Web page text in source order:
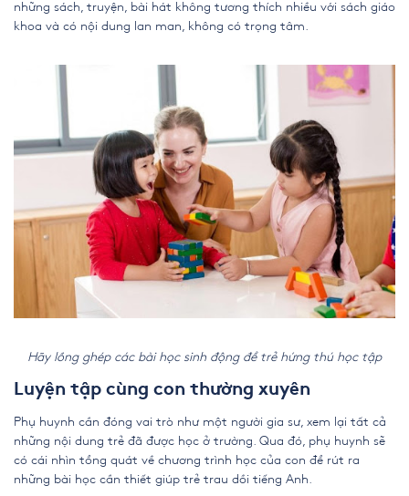
những sách, truyện, bài hát không tương thích nhiều với sách giáo
khoa và có nội dung lan man, không có trọng tâm.
Hãy lồng ghép các bài học sinh động để trẻ hứng thú học tập
Luyện tập cùng con thường xuyên
Phụ huynh cần đóng vai trò như một người gia sư, xem lại tất cả
những nội dung trẻ đã được học ở trường. Qua đó, phụ huynh sẽ
có cái nhìn tổng quát về chương trình học của con để rút ra
những bài học cần thiết giúp trẻ trau dồi tiếng Anh.